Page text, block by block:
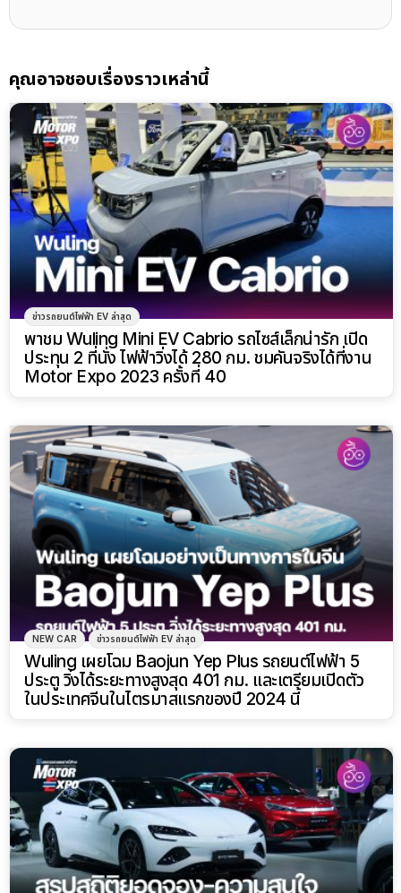
คุณอาจชอบเรื่องราวเหล่านี้
ข่าวรถยนต์ไฟฟ้า EV ล่าสุด
พาชม Wuling Mini EV Cabrio รถไซส์เล็กน่ารัก เปิด
ประทุน 2 ที่นั่ง ไฟฟ้าวิ่งได้ 280 กม. ชมคันจริงได้ที่งาน
Motor Expo 2023 ครั้งที่ 40
NEW CAR ข่าวรถยนต์ไฟฟ้า EV ล่าสุด
Wuling เผยโฉม Baojun Yep Plus รถยนต์ไฟฟ้า 5
ประตู วิ่งได้ระยะทางสูงสุด 401 กม. และเตรียมเปิดตัว
ในประเทศจีนในไตรมาสแรกของปี 2024 นี้